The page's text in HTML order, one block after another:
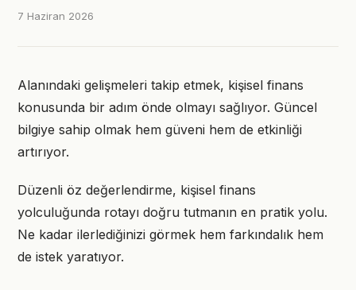
7 Haziran 2026
Alanındaki gelişmeleri takip etmek, kişisel finans
konusunda bir adım önde olmayı sağlıyor. Güncel
bilgiye sahip olmak hem güveni hem de etkinliği
artırıyor.
Düzenli öz değerlendirme, kişisel finans
yolculuğunda rotayı doğru tutmanın en pratik yolu.
Ne kadar ilerlediğinizi görmek hem farkındalık hem
de istek yaratıyor.